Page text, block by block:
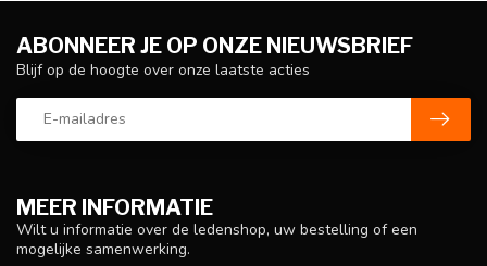
MEER INFORMATIE
Wilt u informatie over de ledenshop, uw bestelling of een
mogelijke samenwerking.
ABONNEER JE OP ONZE NIEUWSBRIEF
Blijf op de hoogte over onze laatste acties